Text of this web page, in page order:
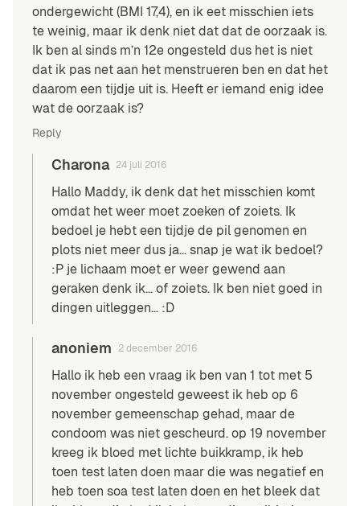
ondergewicht (BMI 17,4), en ik eet misschien iets
te weinig, maar ik denk niet dat dat de oorzaak is.
Ik ben al sinds m’n 12e ongesteld dus het is niet
dat ik pas net aan het menstrueren ben en dat het
daarom een tijdje uit is. Heeft er iemand enig idee
wat de oorzaak is?
Reply
Charona 24 juli 2016
Hallo Maddy, ik denk dat het misschien komt
omdat het weer moet zoeken of zoiets. Ik
bedoel je hebt een tijdje de pil genomen en
plots niet meer dus ja… snap je wat ik bedoel?
:P je lichaam moet er weer gewend aan
geraken denk ik… of zoiets. Ik ben niet goed in
dingen uitleggen… :D
anoniem 2 december 2016
Hallo ik heb een vraag ik ben van 1 tot met 5
november ongesteld geweest ik heb op 6
november gemeenschap gehad, maar de
condoom was niet gescheurd. op 19 november
kreeg ik bloed met lichte buikkramp, ik heb
toen test laten doen maar die was negatief en
heb toen soa test laten doen en het bleek dat